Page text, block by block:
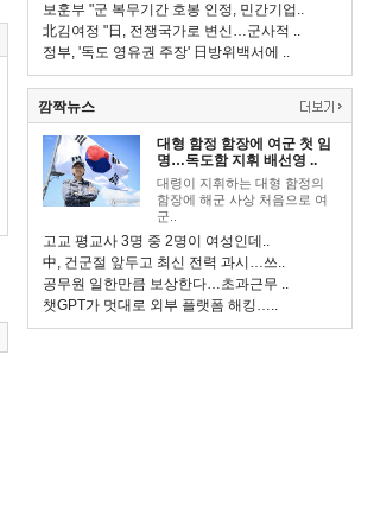
보훈부 "군 복무기간 호봉 인정, 민간기업..
北김여정 "日, 전쟁국가로 변신…군사적 ..
정부, '독도 영유권 주장' 日방위백서에 ..
깜짝뉴스
대형 함정 함장에 여군 첫 임
명…독도함 지휘 배선영 ..
대령이 지휘하는 대형 함정의
함장에 해군 사상 처음으로 여
군..
고교 평교사 3명 중 2명이 여성인데..
中, 건군절 앞두고 최신 전력 과시…쓰..
공무원 일한만큼 보상한다…초과근무 ..
챗GPT가 멋대로 외부 플랫폼 해킹…..